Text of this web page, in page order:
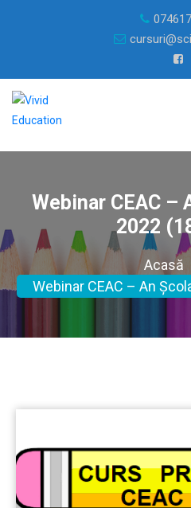
Webinar CEAC –
2022
Acasă
Webinar CEAC – An